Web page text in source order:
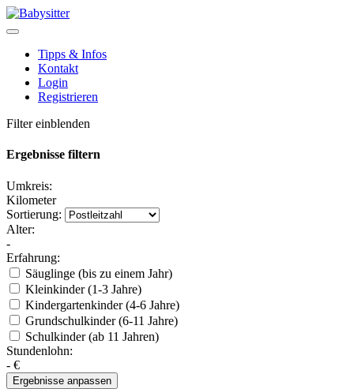
Tipps & Infos
Kontakt
Login
Registrieren
Filter einblenden
Ergebnisse filtern
Umkreis:
Kilometer
Sortierung:
Alter:
-
Erfahrung:
Säuglinge (bis zu einem Jahr)
Kleinkinder (1-3 Jahre)
Kindergartenkinder (4-6 Jahre)
Grundschulkinder (6-11 Jahre)
Schulkinder (ab 11 Jahren)
Stundenlohn:
- €